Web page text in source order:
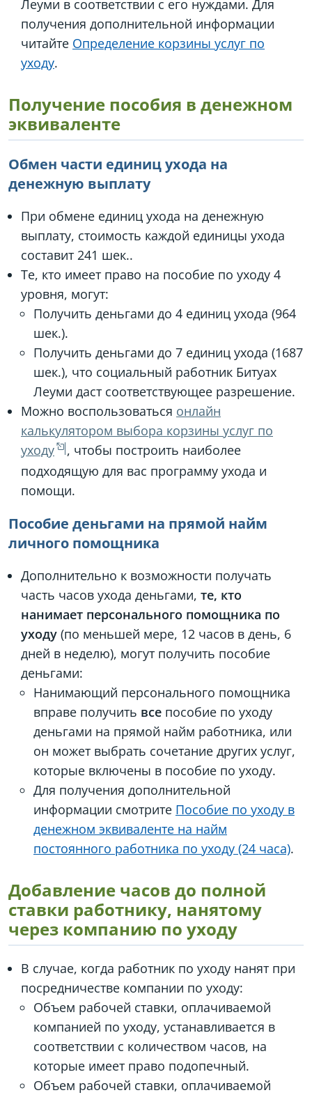
Леуми в соответствии с его нуждами. Для
получения дополнительной информации
читайте Определение корзины услуг по
уходу.
Получение пособия в денежном
эквиваленте
Обмен части единиц ухода на
денежную выплату
При обмене единиц ухода на денежную
выплату, стоимость каждой единицы ухода
составит 241 шек..
Те, кто имеет право на пособие по уходу 4
уровня, могут:
Получить деньгами до 4 единиц ухода (964
шек.).
Получить деньгами до 7 единиц ухода (1687
шек.), что социальный работник Битуах
Леуми даст соответствующее разрешение.
Можно воспользоваться онлайн
калькулятором выбора корзины услуг по
уходу
, чтобы построить наиболее
подходящую для вас программу ухода и
помощи.
Пособие деньгами на прямой найм
личного помощника
Дополнительно к возможности получать
часть часов ухода деньгами, те, кто
нанимает персонального помощника по
уходу (по меньшей мере, 12 часов в день, 6
дней в неделю), могут получить пособие
деньгами:
Нанимающий персонального помощника
вправе получить все пособие по уходу
деньгами на прямой найм работника, или
он может выбрать сочетание других услуг,
которые включены в пособие по уходу.
Для получения дополнительной
информации смотрите Пособие по уходу в
денежном эквиваленте на найм
постоянного работника по уходу (24 часа).
Добавление часов до полной
ставки работнику, нанятому
через компанию по уходу
В случае, когда работник по уходу нанят при
посредничестве компании по уходу:
Объем рабочей ставки, оплачиваемой
компанией по уходу, устанавливается в
соответствии с количеством часов, на
которые имеет право подопечный.
Объем рабочей ставки, оплачиваемой